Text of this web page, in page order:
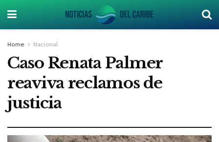
Home Nacional
Caso Renata Palmer
reaviva reclamos de
justicia